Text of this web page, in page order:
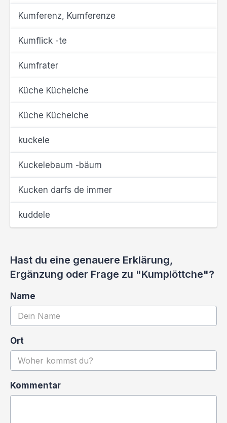
Kumferenz, Kumferenze
Kumflick -te
Kumfrater
Küche Küchelche
Küche Küchelche
kuckele
Kuckelebaum -bäum
Kucken darfs de immer
kuddele
Hast du eine genauere Erklärung,
Ergänzung oder Frage zu "Kumplöttche"?
Name
Ort
Kommentar